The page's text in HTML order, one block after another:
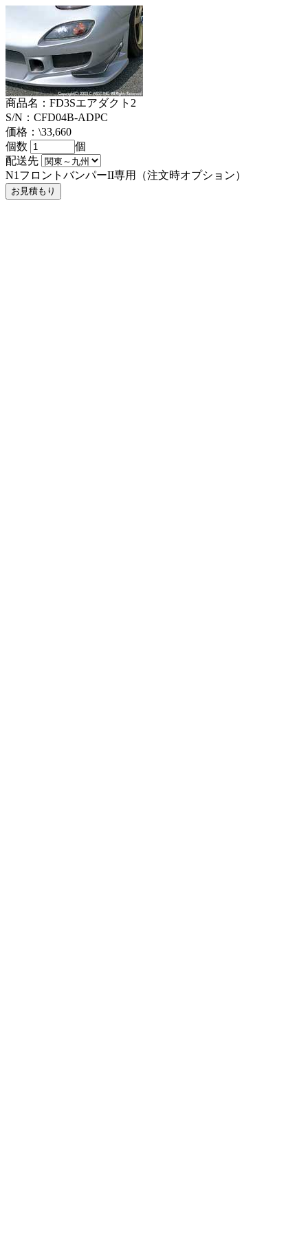
商品名：FD3Sエアダクト2
S/N：CFD04B-ADPC
価格：\33,660
個数
個
配送先
N1フロントバンパーII専用（注文時オプション）